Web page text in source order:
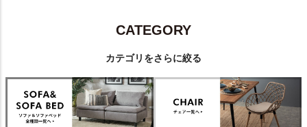
CATEGORY
カテゴリをさらに絞る